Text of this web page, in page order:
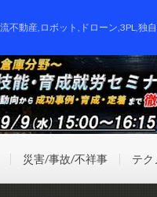
不動産,ロボット,ドローン,3PL,独
災害/事故/不祥事 テク